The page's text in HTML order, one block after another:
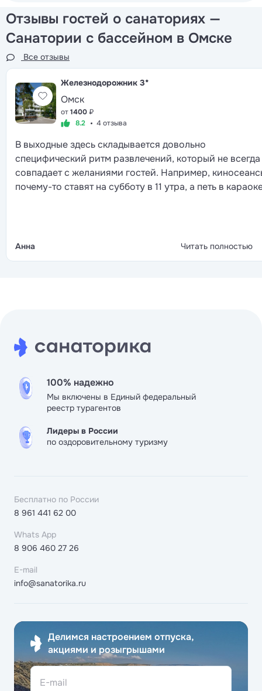
Отзывы гостей о санаториях —
Санатории с бассейном в Омске
Все отзывы
Железнодорожник 3*
Омск
от1400₽
8.2
4 отзыва
В выходные здесь складывается довольно
специфический ритм развлечений, который не всегда
совпадает с желаниями гостей. Например,
почему-то ставят на субботу в 11 утра, а петь в
вечера, а фильм включить после ужина, когда на
Анна Читать полностью
100% надежно
Мы включены в Единый федеральный
реестр турагентов
Лидеры в России
по оздоровительному туризму
Бесплатно по России
8 961 441 62 00
Whats App
8 906 460 27 26
E-mail
info@sanatorika.ru
Делимся настроением отпуска,
акциями и розыгрышами
E-mail